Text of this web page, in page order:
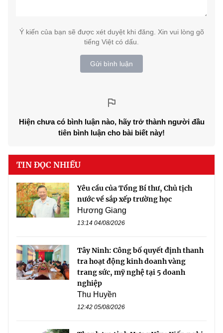
Ý kiến của bạn sẽ được xét duyệt khi đăng. Xin vui lòng gõ
tiếng Việt có dấu.
Gửi bình luận
Hiện chưa có bình luận nào, hãy trở thành người đầu
tiên bình luận cho bài biết này!
TIN ĐỌC NHIỀU
Yêu cầu của Tổng Bí thư, Chủ tịch
nước về sắp xếp trường học
Hương Giang
13:14 04/08/2026
Tây Ninh: Công bố quyết định thanh
tra hoạt động kinh doanh vàng
trang sức, mỹ nghệ tại 5 doanh
nghiệp
Thu Huyền
12:42 05/08/2026